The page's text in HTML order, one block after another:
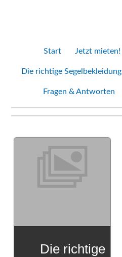
Start Jetzt mieten!
Die richtige Segelbekleidung
Fragen & Antworten
Die richtige